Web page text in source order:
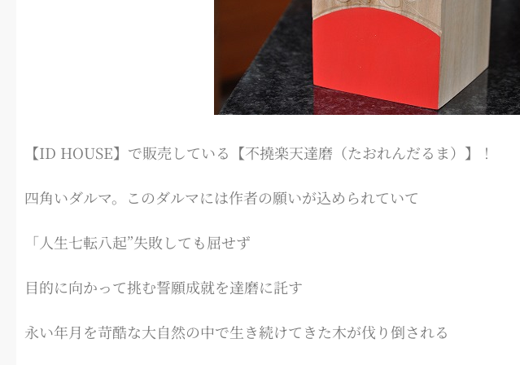
【ID HOUSE】で販売している【不撓楽天達磨（たおれんだるま）】！
四角いダルマ。このダルマには作者の願いが込められていて
「人生七転八起”失敗しても屈せず
目的に向かって挑む誓願成就を達磨に託す
永い年月を苛酷な大自然の中で生き続けてきた木が伐り倒される